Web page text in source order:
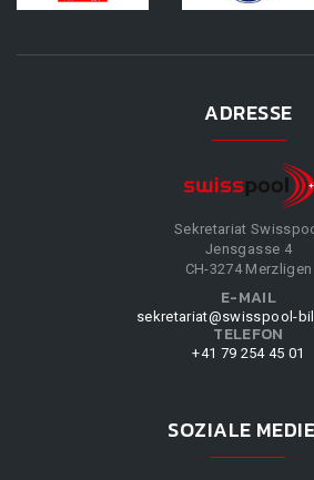
ADRESSE
Sekretariat
Jensgasse 4
CH-3274 Merzligen
E-MAIL
sekretariat@swisspool-
TELEFON
+41 79 254 45 01
SOZIALE